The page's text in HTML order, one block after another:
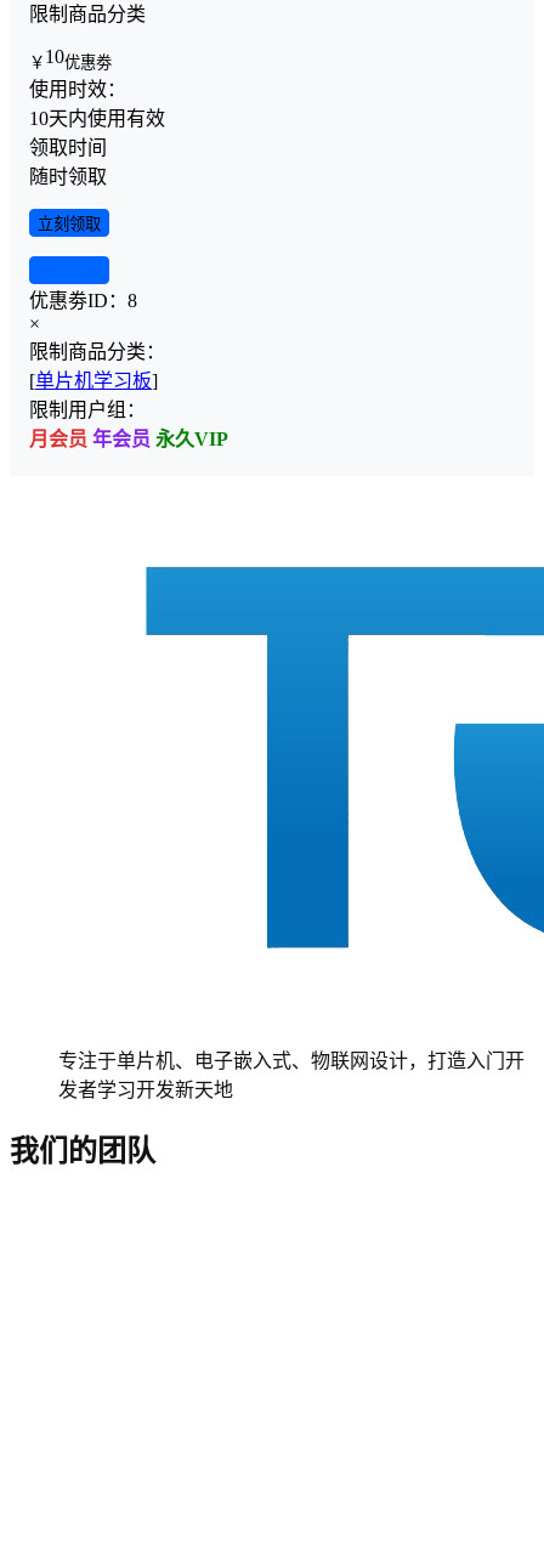
限制商品分类
￥ 10优惠劵
使用时效：
10天内使用有效
领取时间
随时领取
立刻领取
优惠劵ID： 8
×
限制商品分类：
[单片机学习板]
限制用户组：
月会员 年会员 永久VIP
专注于单片机、电子嵌入式、物联网设计，打造入门开
发者学习开发新天地
我们的团队